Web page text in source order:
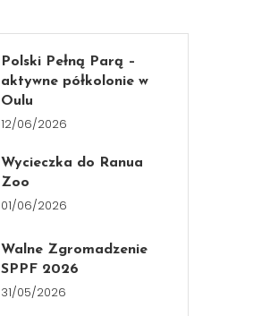
Polski Pełną Parą –
aktywne półkolonie w
Oulu
12/06/2026
Wycieczka do Ranua
Zoo
01/06/2026
Walne Zgromadzenie
SPPF 2026
31/05/2026